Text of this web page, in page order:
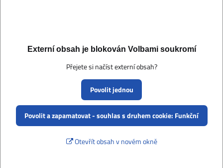
Externí obsah je blokován Volbami soukromí
Přejete si načíst externí obsah?
Povolit jednou
Povolit a zapamatovat - souhlas s druhem cookie: Funkční
Otevřít obsah v novém okně